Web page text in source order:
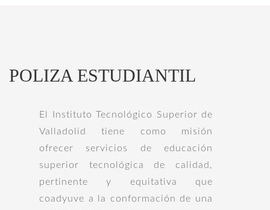
POLIZA ESTUDIANTIL
El Instituto Tecnológico Superior de
Valladolid tiene como misión
ofrecer servicios de educación
superior tecnológica de calidad,
pertinente y equitativa que
coadyuve a la conformación de una